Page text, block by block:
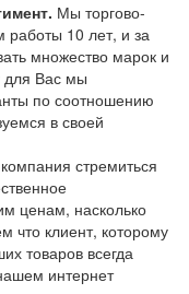
Мы торгово-
работы 10 лет, и за
множество марок и
для Вас мы
по соотношению
в своей
стремиться
ценам, насколько
что клиент, которому
товаров всегда
интернет